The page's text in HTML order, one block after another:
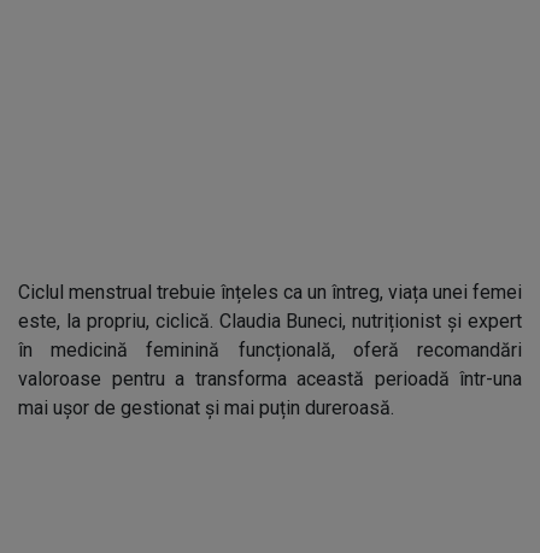
Ciclul menstrual trebuie înțeles ca un întreg, viața unei femei
este, la propriu, ciclică. Claudia Buneci, nutriționist și expert
în medicină feminină funcțională, oferă recomandări
valoroase pentru a transforma această perioadă într-una
mai ușor de gestionat și mai puțin dureroasă.